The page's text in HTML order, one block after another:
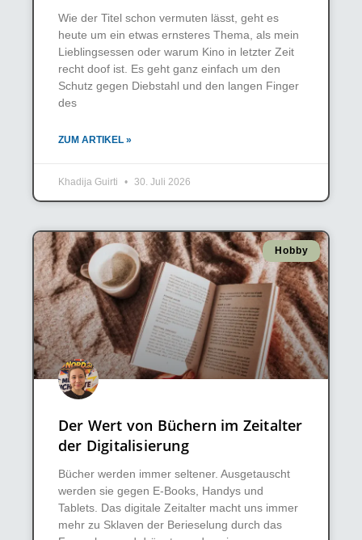
Wie der Titel schon vermuten lässt, geht es
heute um ein etwas ernsteres Thema, als mein
Lieblingsessen oder warum Kino in letzter Zeit
recht doof ist. Es geht ganz einfach um den
Schutz gegen Diebstahl und den langen Finger
des
ZUM ARTIKEL »
Khadija Guirti 30. Juli 2026
Hobby
Der Wert von Büchern im Zeitalter
der Digitalisierung
Bücher werden immer seltener. Ausgetauscht
werden sie gegen E-Books, Handys und
Tablets. Das digitale Zeitalter macht uns immer
mehr zu Sklaven der Berieselung durch das